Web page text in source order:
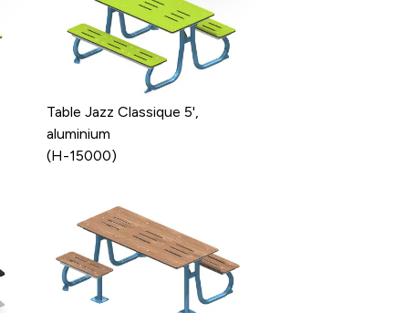
Table Jazz Classique 5',
aluminium
(H-15000)